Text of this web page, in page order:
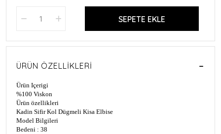
SEPETE EKLE
ÜRÜN ÖZELLIKLERI
Ürün Içerigi
%100 Viskon
Ürün özellikleri
Kadin Sifir Kol Dügmeli Kisa Elbise
Model Bilgileri
Bedeni : 38